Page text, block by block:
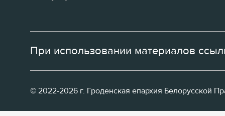
При использовании материалов
© 2022-2026 г. Гроденская епархия Белорусской